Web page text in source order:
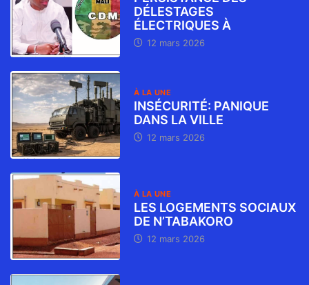
DÉLESTAGES
ÉLECTRIQUES À
12 mars 2026
À LA UNE
INSÉCURITÉ: PANIQUE
DANS LA VILLE
12 mars 2026
À LA UNE
LES LOGEMENTS SOCIAUX
DE N’TABAKORO
12 mars 2026